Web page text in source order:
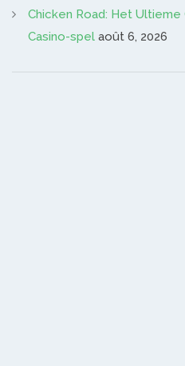
Chicken Road: Het
Casino-spel août 6, 2026